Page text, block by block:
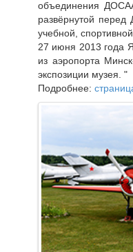
объединения
развёрнутой перед
учебной,
27 июня 2013 года
из аэропорта
экспозиции музея. "
Подробнее: